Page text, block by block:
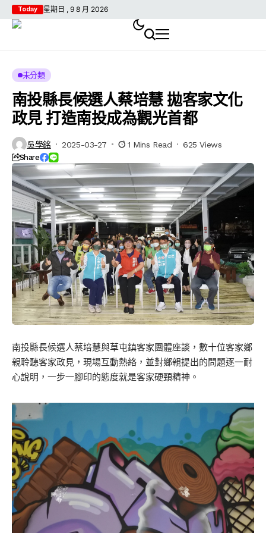
Today 星期日 , 9 8 月 2026
未分類
南投縣長候選人蔡培慧 拋客家文化
政見 打造南投成為觀光首都
吳學銘 2025-03-27 1 Mins Read 625 Views
Share
南投縣長候選人蔡培慧與草屯鎮客家團體座談，數十位客家鄉
親聆聽客家政見，現場互動熱絡，並對鄉親提出的問題逐一耐
心說明，一步一腳印的態度就是客家硬頸精神。